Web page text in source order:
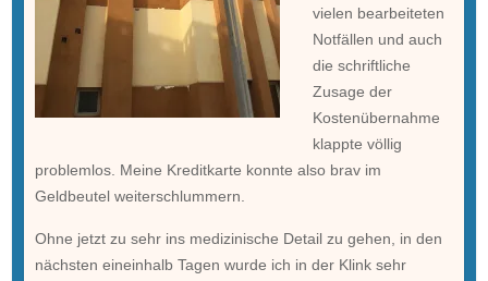
vielen bearbeiteten
Notfällen und auch
die schriftliche
Zusage der
Kostenübernahme
klappte völlig
problemlos. Meine Kreditkarte konnte also brav im
Geldbeutel weiterschlummern.
Ohne jetzt zu sehr ins medizinische Detail zu gehen, in den
nächsten eineinhalb Tagen wurde ich in der Klink sehr